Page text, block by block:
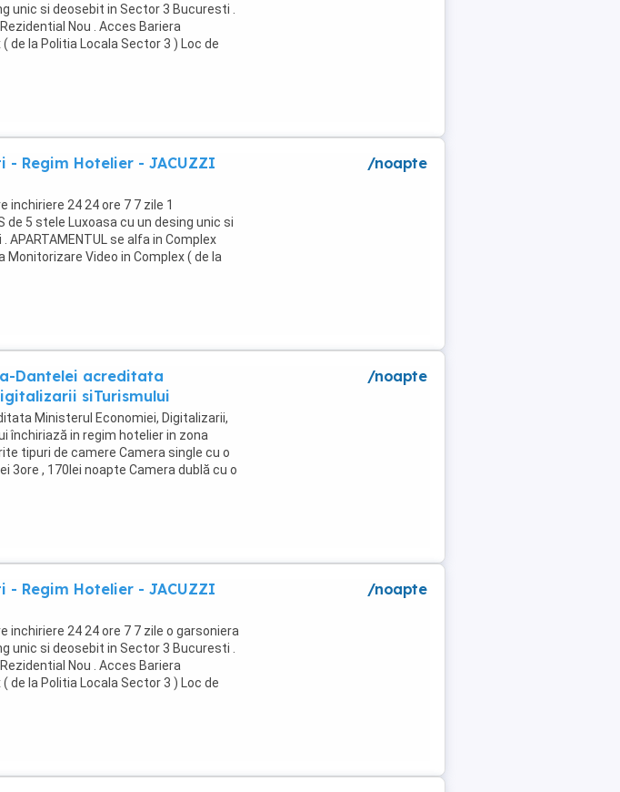
unic si deosebit in Sector 3 Bucuresti .
Nou . Acces Bariera
de la Politia Locala Sector 3 ) Loc de
- Regim Hotelier - JACUZZI
inchiriere 24 24 ore 7 7 zile 1
de 5 stele Luxoasa cu un desing unic si
se alfa in Complex
Monitorizare Video in Complex ( de la
...
/noapte
Dantelei acreditata
siTurismului
Ministerul Economiei, Digitalizarii,
închiriază in regim hotelier in zona
tipuri de camere Camera single cu o
3ore , 170lei noapte Camera dublă cu o
/noapte
- Regim Hotelier - JACUZZI
inchiriere 24 24 ore 7 7 zile o garsoniera
unic si deosebit in Sector 3 Bucuresti .
Nou . Acces Bariera
de la Politia Locala Sector 3 ) Loc de
/noapte